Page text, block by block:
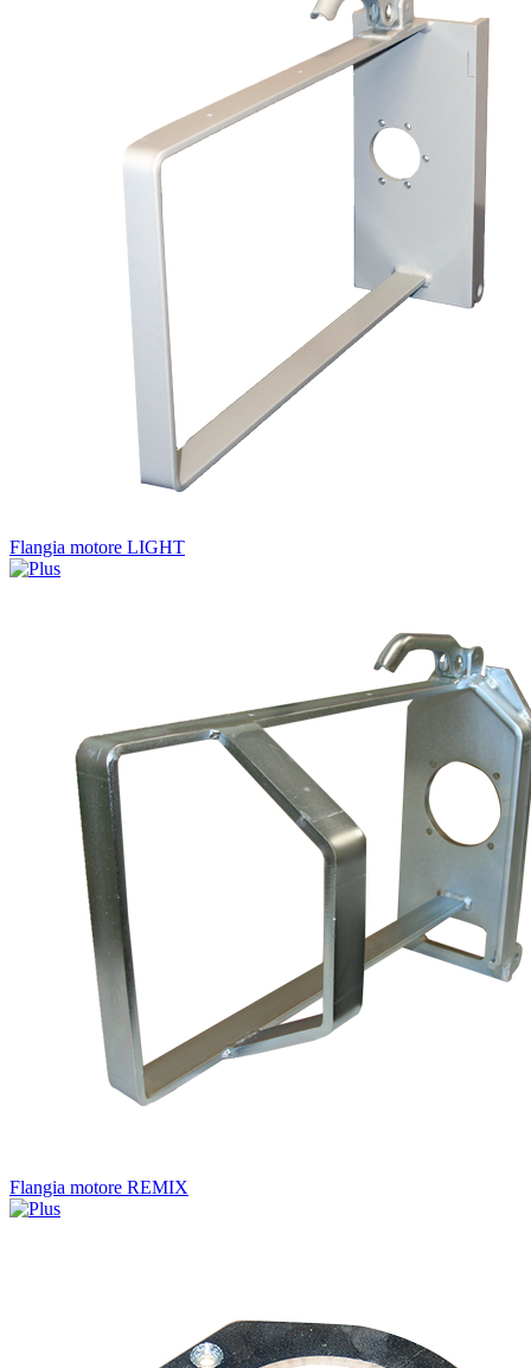
Flangia motore LIGHT
Flangia motore REMIX